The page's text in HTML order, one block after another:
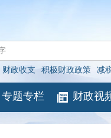
财政收支 积极财政政策 减
专题专栏 财政视